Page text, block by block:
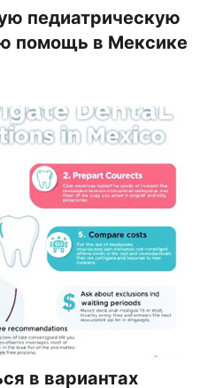
педиатрическую
помощь в Мексике
в вариантах